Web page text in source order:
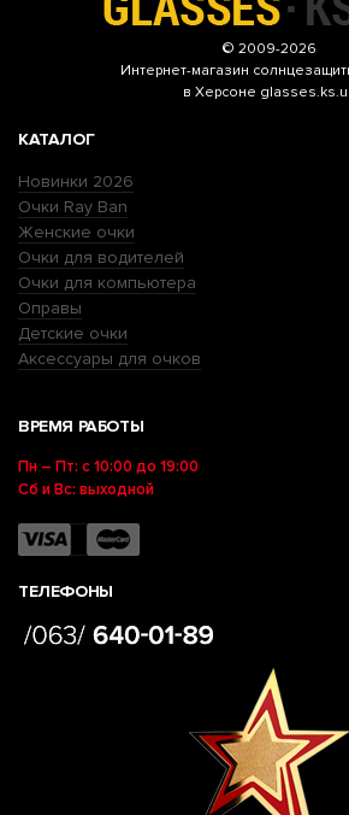
© 2009-2026
Интернет-магазин
в Херсоне
КАТАЛОГ
Новинки 2026
Очки Ray Ban
Женские очки
Очки для водителей
Очки для компьютера
Оправы
Детские очки
Аксессуары для очков
ВРЕМЯ РАБОТЫ
Пн – Пт: с 10:00 до 19:00
Сб и Вс: выходной
ТЕЛЕФОНЫ